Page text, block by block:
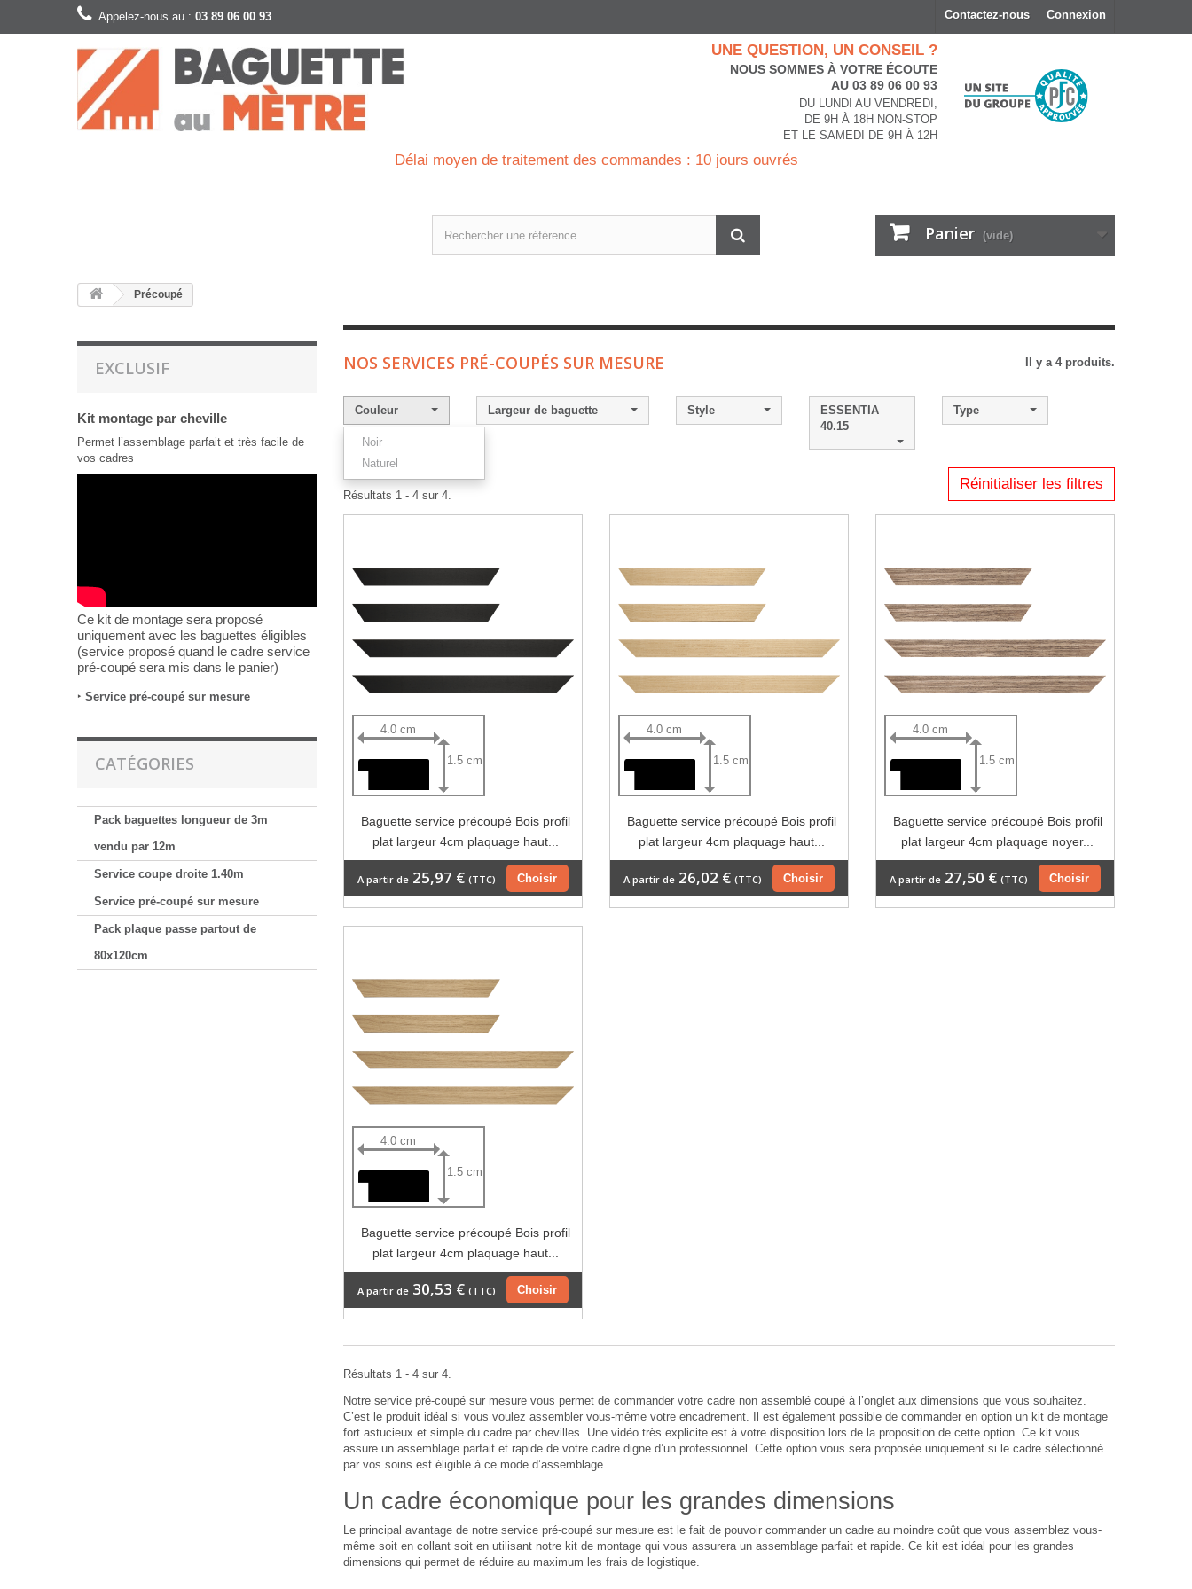
Connexion
Contactez-nous
Appelez-nous au : 03 89 06 00 93
UNE QUESTION, UN CONSEIL ?
NOUS SOMMES À VOTRE ÉCOUTE
AU 03 89 06 00 93
DU LUNDI AU VENDREDI,
DE 9H À 18H NON-STOP
ET LE SAMEDI DE 9H À 12H
Délai moyen de traitement des commandes : 10 jours ouvrés
Panier (vide)
Précoupé
EXCLUSIF
Kit montage par cheville
Permet l’assemblage parfait et très facile de
vos cadres
Ce kit de montage sera proposé
uniquement avec les baguettes éligibles
(service proposé quand le cadre service
pré-coupé sera mis dans le panier)
‣ Service pré-coupé sur mesure
CATÉGORIES
Pack baguettes longueur de 3m
vendu par 12m
Service coupe droite 1.40m
Service pré-coupé sur mesure
Pack plaque passe partout de
80x120cm
NOS SERVICES PRÉ-COUPÉS SUR MESURE Il y a 4 produits.
Couleur
Noir
Naturel
Largeur de baguette Style
ESSENTIA
40.15
Type
Réinitialiser les filtres
Résultats 1 - 4 sur 4.
4.0 cm
1.5 cm
Baguette service précoupé Bois profil
plat largeur 4cm plaquage haut...
Choisir
A partir de 25,97 € (TTC)
4.0 cm
1.5 cm
Baguette service précoupé Bois profil
plat largeur 4cm plaquage haut...
Choisir
A partir de26,02 € (TTC)
4.0 cm
1.5 cm
Baguette service précoupé Bois profil
plat largeur 4cm plaquage noyer...
Choisir
A partir de27,50 € (TTC)
4.0 cm
1.5 cm
Baguette service précoupé Bois profil
plat largeur 4cm plaquage haut...
Choisir
A partir de 30,53 € (TTC)
Résultats 1 - 4 sur 4.
Notre service pré-coupé sur mesure vous permet de commander votre cadre non assemblé coupé à l’onglet aux dimensions que vous souhaitez.
C’est le produit idéal si vous voulez assembler vous-même votre encadrement. Il est également possible de commander en option un kit de montage
fort astucieux et simple du cadre par chevilles. Une vidéo très explicite est à votre disposition lors de la proposition de cette option. Ce kit vous
assure un assemblage parfait et rapide de votre cadre digne d’un professionnel. Cette option vous sera proposée uniquement si le cadre sélectionné
par vos soins est éligible à ce mode d’assemblage.
Un cadre économique pour les grandes dimensions
Le principal avantage de notre service pré-coupé sur mesure est le fait de pouvoir commander un cadre au moindre coût que vous assemblez vous-
même soit en collant soit en utilisant notre kit de montage qui vous assurera un assemblage parfait et rapide. Ce kit est idéal pour les grandes
dimensions qui permet de réduire au maximum les frais de logistique.